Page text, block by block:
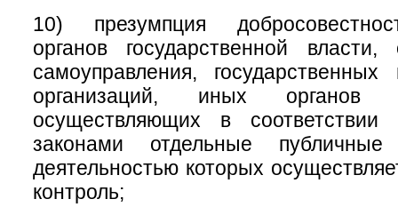
10) презумпция
органов государственной власти,
самоуправления,
организаций, иных органов
осуществляющих в
законами отдельные
деятельностью которых
контроль;